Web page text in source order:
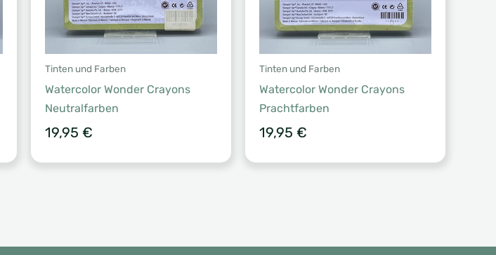
Tinten und Farben
Watercolor Wonder Crayons
Neutralfarben
19,95 €
Tinten und Farben
Watercolor Wonder Crayons
Prachtfarben
19,95 €